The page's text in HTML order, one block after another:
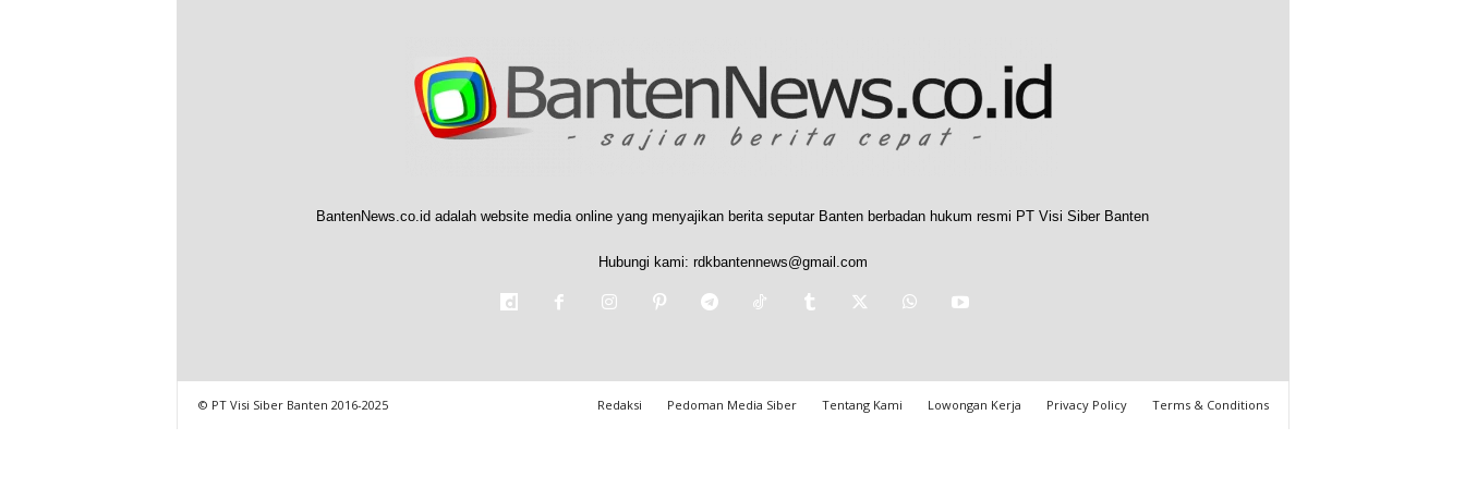
BantenNews.co.id adalah website media online yang menyajikan berita seputar Banten berbadan hukum resmi PT Visi Siber Banten
Hubungi kami: rdkbantennews@gmail.com
Redaksi Pedoman Media Siber Tentang Kami Lowongan Kerja Privacy Policy Terms & Conditions
© PT Visi Siber Banten 2016-2025